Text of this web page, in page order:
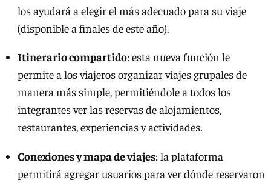
los ayudará a elegir el más adecuado para su viaje
(disponible a finales de este año).
Itinerario compartido: esta nueva función le
permite a los viajeros organizar viajes grupales de
manera más simple, permitiéndole a todos los
integrantes ver las reservas de alojamientos,
restaurantes, experiencias y actividades.
Conexiones y mapa de viajes: la plataforma
permitirá agregar usuarios para ver dónde reservaron